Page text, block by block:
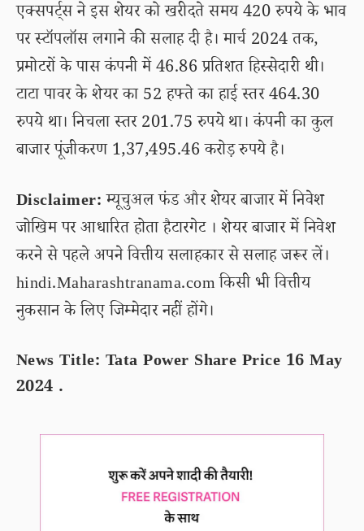
एक्सपर्ट्स ने इस शेयर को खरीदते समय 420 रुपये के भाव
पर स्टॉपलॉस लगाने की सलाह दी है। मार्च 2024 तक,
प्रमोटरों के पास कंपनी में 46.86 प्रतिशत हिस्सेदारी थी।
टाटा पावर के शेयर का 52 हफ्ते का हाई स्तर 464.30
रुपये था। निचला स्तर 201.75 रुपये था। कंपनी का कुल
बाजार पूंजीकरण 1,37,495.46 करोड़ रुपये है।
Disclaimer:म्यूचुअल फंड और शेयर बाजार में निवेश
जोखिम पर आधारित होता हैटारगेट । शेयर बाजार में निवेश
करने से पहले अपने वित्तीय सलाहकार से सलाह जरूर लें।
hindi.Maharashtranama.com किसी भी वित्तीय
नुकसान के लिए जिम्मेदार नहीं होंगे।
News Title: Tata Power Share Price 16 May
2024 .